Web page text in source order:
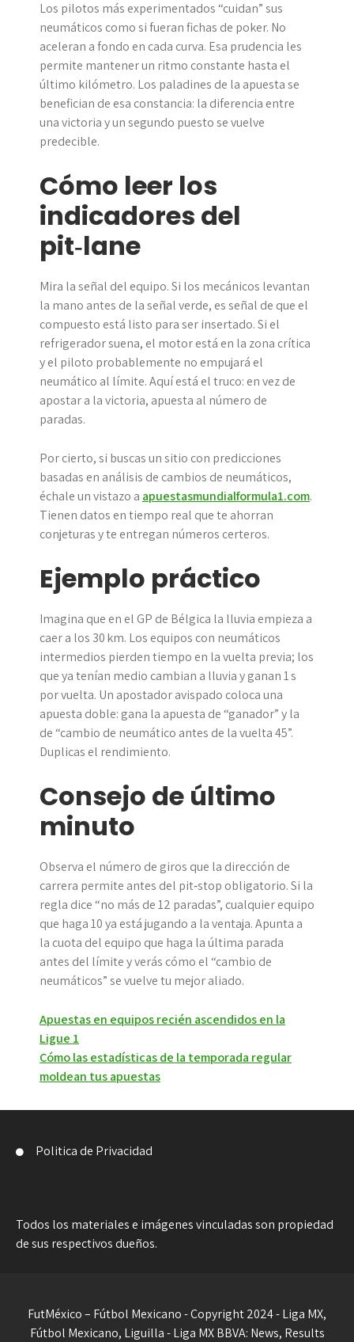
Los pilotos más experimentados “cuidan” sus
neumáticos como si fueran fichas de poker. No
aceleran a fondo en cada curva. Esa prudencia les
permite mantener un ritmo constante hasta el
último kilómetro. Los paladines de la apuesta se
benefician de esa constancia: la diferencia entre
una victoria y un segundo puesto se vuelve
predecible.
Cómo leer los
indicadores del
pit‑lane
Mira la señal del equipo. Si los mecánicos levantan
la mano antes de la señal verde, es señal de que el
compuesto está listo para ser insertado. Si el
refrigerador suena, el motor está en la zona crítica
y el piloto probablemente no empujará el
neumático al límite. Aquí está el truco: en vez de
apostar a la victoria, apuesta al número de
paradas.
Por cierto, si buscas un sitio con predicciones
basadas en análisis de cambios de neumáticos,
échale un vistazo a apuestasmundialformula1.com.
Tienen datos en tiempo real que te ahorran
conjeturas y te entregan números certeros.
Ejemplo práctico
Imagina que en el GP de Bélgica la lluvia empieza a
caer a los 30 km. Los equipos con neumáticos
intermedios pierden tiempo en la vuelta previa; los
que ya tenían medio cambian a lluvia y ganan 1 s
por vuelta. Un apostador avispado coloca una
apuesta doble: gana la apuesta de “ganador” y la
de “cambio de neumático antes de la vuelta 45”.
Duplicas el rendimiento.
Consejo de último
minuto
Observa el número de giros que la dirección de
carrera permite antes del pit‑stop obligatorio. Si la
regla dice “no más de 12 paradas”, cualquier equipo
que haga 10 ya está jugando a la ventaja. Apunta a
la cuota del equipo que haga la última parada
antes del límite y verás cómo el “cambio de
neumáticos” se vuelve tu mejor aliado.
Navegación
de
entradas
Apuestas en equipos recién ascendidos en la
Ligue 1
Cómo las estadísticas de la temporada regular
moldean tus apuestas
Politica de Privacidad
Todos los materiales e imágenes vinculadas son propiedad
de sus respectivos dueños.
FutMéxico – Fútbol Mexicano - Copyright 2024 - Liga MX,
Fútbol Mexicano, Liguilla - Liga MX BBVA: News, Results